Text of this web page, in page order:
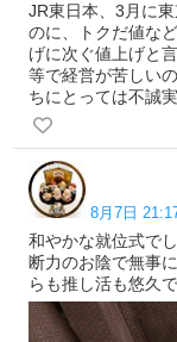
JR東日本、3月に
のに、トクだ値な
げに次ぐ値上げと
等で経営が苦しい
ちにとっては不誠
8月7日
和やかな就位式で
断力のお陰で無事
らも推し活も悠久